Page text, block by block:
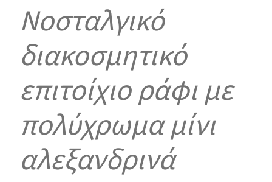
Νοσταλγικό
διακοσμητικό
επιτοίχιο ράφι με
πολύχρωμα μίνι
αλεξανδρινά